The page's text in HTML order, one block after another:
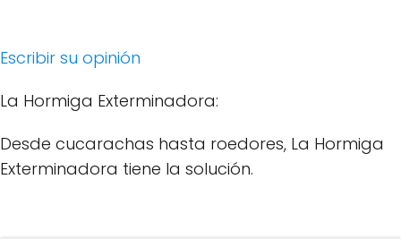
Escribir su opinión
La Hormiga Exterminadora:
Desde cucarachas hasta roedores, La Hormiga
Exterminadora tiene la solución.